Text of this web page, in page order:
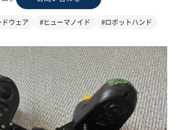
ウェア #ヒューマノイド #ロボットハンド